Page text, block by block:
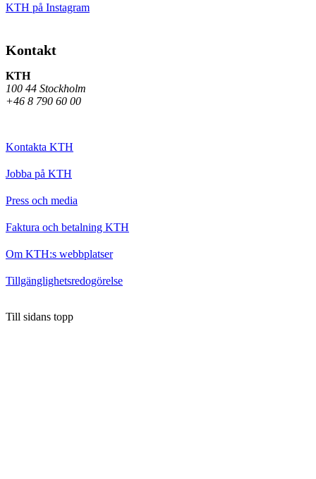
KTH på Instagram
Kontakt
KTH
100 44 Stockholm
+46 8 790 60 00
Kontakta KTH
Jobba på KTH
Press och media
Faktura och betalning KTH
Om KTH:s webbplatser
Tillgänglighetsredogörelse
Till sidans topp